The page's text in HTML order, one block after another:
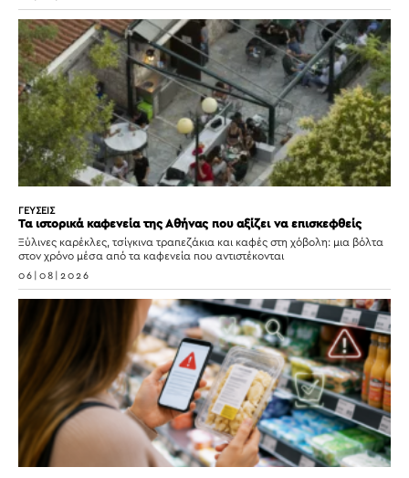
ΓΕΥΣΕΙΣ
Τα ιστορικά καφενεία της Αθήνας που αξίζει να επισκεφθείς
Ξύλινες καρέκλες, τσίγκινα τραπεζάκια και καφές στη χόβολη: μια βόλτα
στον χρόνο μέσα από τα καφενεία που αντιστέκονται
06|08|2026